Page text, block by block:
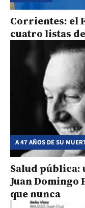
Corrientes: el
cuatro listas
A 47 AÑOS DE SU
Salud pública:
Juan Domingo
que nunca